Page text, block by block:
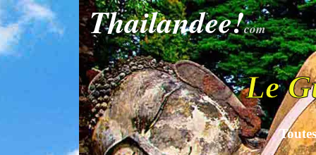
Thailandee!com
Le